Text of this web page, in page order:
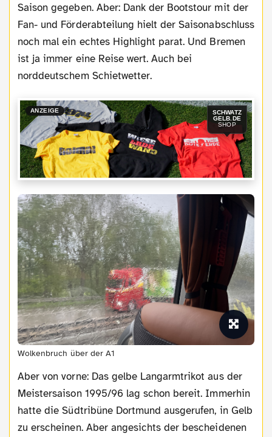
Saison gegeben. Aber: Dank der Bootstour mit der
Fan- und Förderabteilung hielt der Saisonabschluss
noch mal ein echtes Highlight parat. Und Bremen
ist ja immer eine Reise wert. Auch bei
norddeutschem Schietwetter.
ANZEIGE
SCHWATZ
GELB.DE
SHOP
Wolkenbruch über der A1
Aber von vorne: Das gelbe Langarmtrikot aus der
Meistersaison 1995/96 lag schon bereit. Immerhin
hatte die Südtribüne Dortmund ausgerufen, in Gelb
zu erscheinen. Aber angesichts der bescheidenen